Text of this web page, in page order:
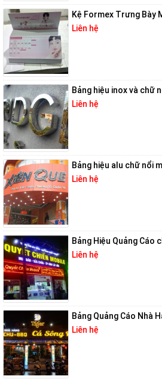
Kệ Formex Trưng Bày
Liên hệ
Bảng hiệu inox và chữ
Liên hệ
Bảng hiệu alu chữ nổi
Liên hệ
Bảng Hiệu Quảng Cáo
Liên hệ
Bảng Quảng Cáo Nhà
Liên hệ